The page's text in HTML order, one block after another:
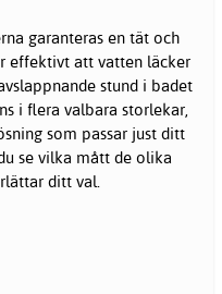
garanteras en tät och
effektivt att vatten läcker
stund i badet
i flera valbara storlekar,
som passar just ditt
se vilka mått de olika
ditt val.